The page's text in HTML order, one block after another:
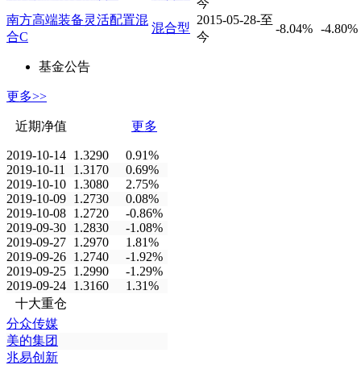
今
南方高端装备灵活配置混
合C
混合型
2015-05-28-至
今
-8.04% -4.80%
基金公告
更多>>
近期净值 更多
2019-10-14 1.3290
0.91%
2019-10-11
1.3170
0.69%
2019-10-10 1.3080
2.75%
2019-10-09 1.2730
0.08%
2019-10-08 1.2720
-0.86%
2019-09-30 1.2830
-1.08%
2019-09-27 1.2970
1.81%
2019-09-26 1.2740
-1.92%
2019-09-25 1.2990
-1.29%
2019-09-24 1.3160
1.31%
十大重仓
分众传媒
美的集团
兆易创新